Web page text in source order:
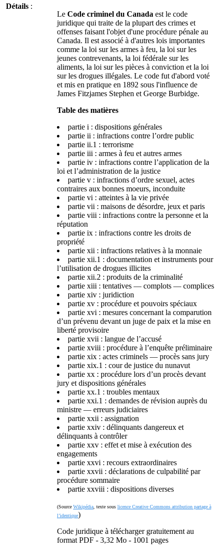
Détails :
Le Code criminel du Canada est le code
juridique qui traite de la plupart des crimes et
offenses faisant l'objet d'une procédure pénale au
Canada. Il est associé à d'autres lois importantes
comme la loi sur les armes à feu, la loi sur les
jeunes contrevenants, la loi fédérale sur les
aliments, la loi sur les pièces à conviction et la loi
sur les drogues illégales. Le code fut d'abord voté
et mis en pratique en 1892 sous l'influence de
James Fitzjames Stephen et George Burbidge.
Table des matières
partie i : dispositions générales
partie ii : infractions contre l’ordre public
partie ii.1 : terrorisme
partie iii : armes à feu et autres armes
partie iv : infractions contre l’application de la
loi et l’administration de la justice
partie v : infractions d’ordre sexuel, actes
contraires aux bonnes moeurs, inconduite
partie vi : atteintes à la vie privée
partie vii : maisons de désordre, jeux et paris
partie viii : infractions contre la personne et la
réputation
partie ix : infractions contre les droits de
propriété
partie xii : infractions relatives à la monnaie
partie xii.1 : documentation et instruments pour
l’utilisation de drogues illicites
partie xii.2 : produits de la criminalité
partie xiii : tentatives — complots — complices
partie xiv : juridiction
partie xv : procédure et pouvoirs spéciaux
partie xvi : mesures concernant la comparution
d’un prévenu devant un juge de paix et la mise en
liberté provisoire
partie xvii : langue de l’accusé
partie xviii : procédure à l’enquête préliminaire
partie xix : actes criminels — procès sans jury
partie xix.1 : cour de justice du nunavut
partie xx : procédure lors d’un procès devant
jury et dispositions générales
partie xx.1 : troubles mentaux
partie xxi.1 : demandes de révision auprès du
ministre — erreurs judiciaires
partie xxii : assignation
partie xxiv : délinquants dangereux et
délinquants à contrôler
partie xxv : effet et mise à exécution des
engagements
partie xxvi : recours extraordinaires
partie xxvii : déclarations de culpabilité par
procédure sommaire
partie xxviii : dispositions diverses
(Source Wikipédia , texte sous licence Creative Commons attribution partage à
l’identique)
Code juridique à télécharger gratuitement au
format PDF - 3,32 Mo - 1001 pages